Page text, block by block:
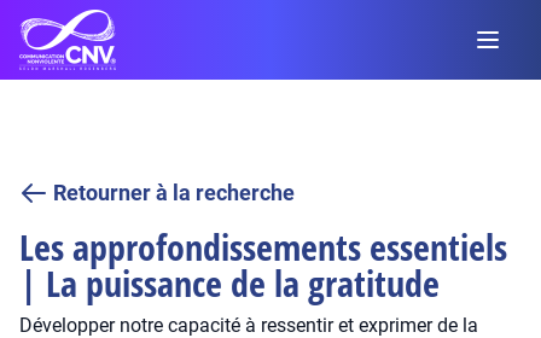
Retourner à la recherche
Les approfondissements essentiels
| La puissance de la gratitude
Développer notre capacité à ressentir et exprimer de la